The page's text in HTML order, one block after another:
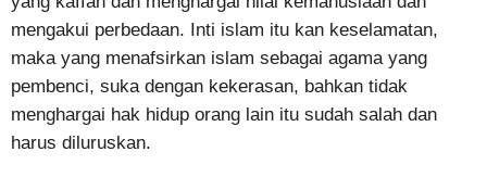
mengakui perbedaan. Inti islam itu kan keselamatan,
maka yang menafsirkan islam sebagai agama yang
pembenci, suka dengan kekerasan, bahkan tidak
menghargai hak hidup orang lain itu sudah salah dan
harus diluruskan.